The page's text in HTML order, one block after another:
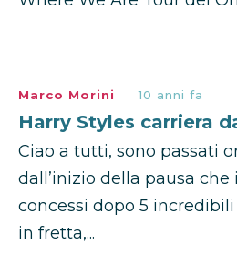
Marco Morini 10 anni fa
Harry Styles carriera
Ciao a tutti, sono passati
dall’inizio della pausa che
concessi dopo 5
in fretta,...